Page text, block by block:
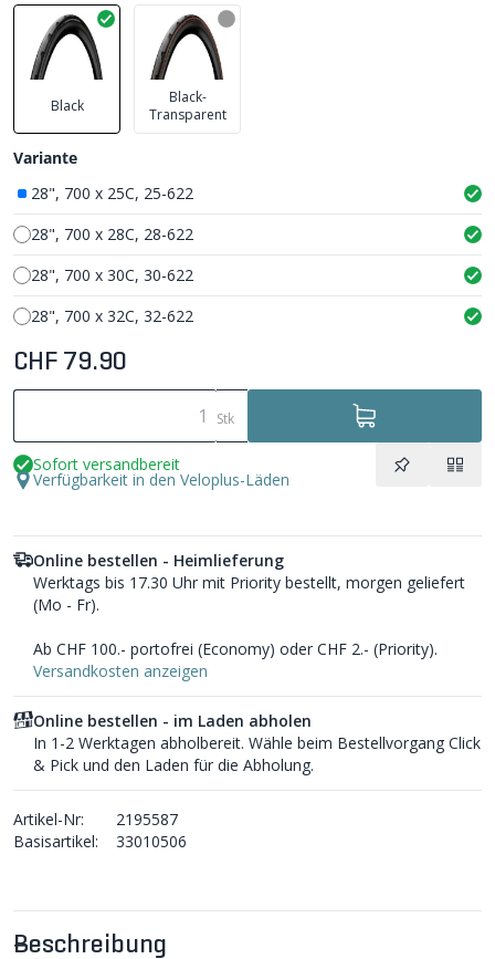
Beschreibung
Black
Black-
Transparent
Variante
28", 700 x 25C, 25-622
28", 700 x 28C, 28-622
28", 700 x 30C, 30-622
28", 700 x 32C, 32-622
CHF 79.90
Stk
Sofort versandbereit
Verfügbarkeit in den Veloplus-Läden
Online bestellen - Heimlieferung
Werktags bis 17.30 Uhr mit Priority bestellt, morgen geliefert
(Mo - Fr).
Ab CHF 100.- portofrei (Economy) oder CHF 2.- (Priority).
Versandkosten anzeigen
Online bestellen - im Laden abholen
In 1-2 Werktagen abholbereit. Wähle beim Bestellvorgang Click
& Pick und den Laden für die Abholung.
Artikel-Nr:
2195587
Basisartikel:
33010506